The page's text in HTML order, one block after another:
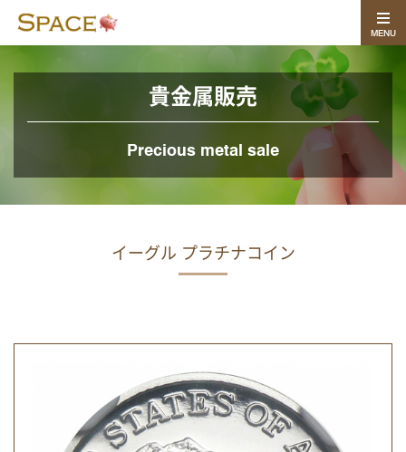
MENU
貴金属販売
Precious metal sale
イーグル プラチナコイン